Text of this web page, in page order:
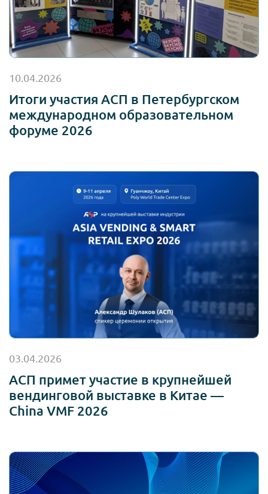
10.04.2026
Итоги участия АСП в Петербургском
международном образовательном
форуме 2026
03.04.2026
АСП примет участие в крупнейшей
вендинговой выставке в Китае —
China VMF 2026